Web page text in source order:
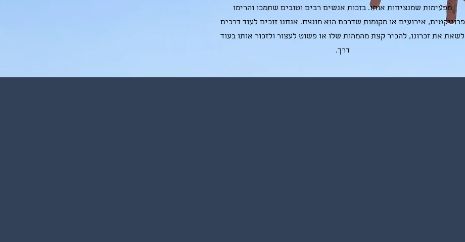
מפעימות שמנציחות אותו. בזכות אנשים רבים וטובים שתמכו והרימו
פרוייקטים, אירועים או מקומות שדרכם הוא מונצח. אנחנו זוכים לעוד דרכים
לשאת את זכרונו, להכיר קצת מהמהות שלו או פשוט לעצור ולזכור אותו בעוד
דרך.